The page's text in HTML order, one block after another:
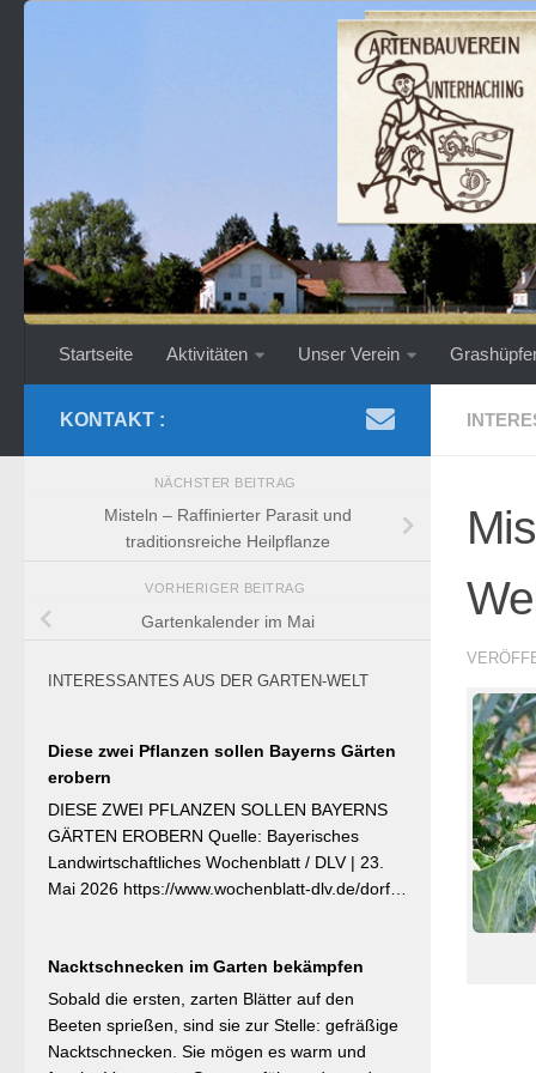
Startseite Aktivitäten Unser Verein
KONTAKT :
NÄCHSTER BEITRAG
Misteln – Raffinierter Parasit und
traditionsreiche Heilpflanze
VORHERIGER BEITRAG
Gartenkalender im Mai
INTERESSANTES AUS DER GARTEN-WELT
Diese zwei Pflanzen sollen Bayerns Gärten
erobern
DIESE ZWEI PFLANZEN SOLLEN BAYERNS
GÄRTEN EROBERN Quelle: Bayerisches
Landwirtschaftliches Wochenblatt / DLV | 23.
Mai 2026 https://www.wochenblatt-dlv.de/dorf-
Bayerische Pflanze des Jahres 2026 wurde die
Calibrachoa ‚Feenstaub‘ gekürt — eine
Hängeglöckchen-Sorte mit pink-rosa
gemusterten Blüten, die ohne Ausputzen von
Nacktschnecken im Garten bekämpfen
Sobald die ersten, zarten Blätter auf den
Beeten sprießen, sind sie zur Stelle: gefräßige
Nacktschnecken. Sie mögen es warm und